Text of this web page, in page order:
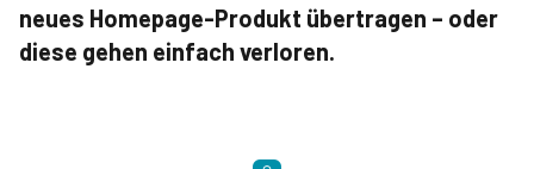
neues Homepage-Produkt übertragen – oder
diese gehen einfach verloren.